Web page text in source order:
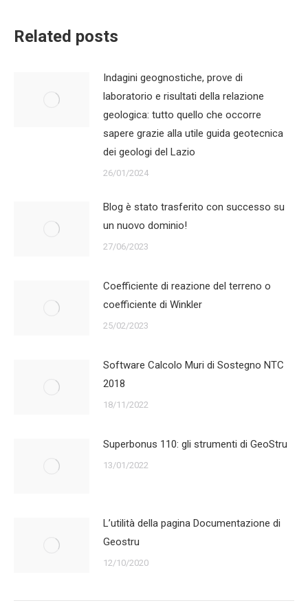
Related posts
Indagini geognostiche, prove di
laboratorio e risultati della relazione
geologica: tutto quello che occorre
sapere grazie alla utile guida geotecnica
dei geologi del Lazio
26/01/2024
Blog è stato trasferito con successo su
un nuovo dominio!
27/06/2023
Coefficiente di reazione del terreno o
coefficiente di Winkler
25/02/2023
Software Calcolo Muri di Sostegno NTC
2018
18/11/2022
Superbonus 110: gli strumenti di GeoStru
13/01/2022
L’utilità della pagina Documentazione di
Geostru
12/10/2020